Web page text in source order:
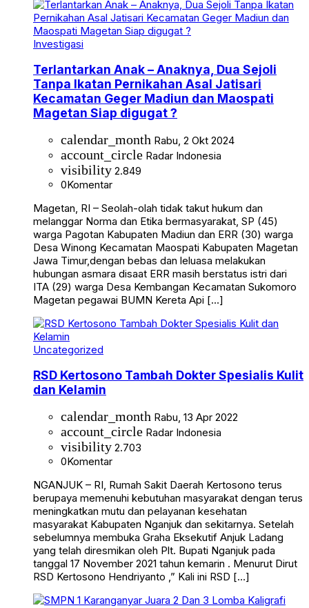
Investigasi
Terlantarkan Anak – Anaknya, Dua Sejoli
Tanpa Ikatan Pernikahan Asal Jatisari
Kecamatan Geger Madiun dan Maospati
Magetan Siap digugat ?
calendar_month Rabu, 2 Okt 2024
account_circle Radar Indonesia
visibility 2.849
0Komentar
Magetan, RI – Seolah-olah tidak takut hukum dan
melanggar Norma dan Etika bermasyarakat, SP (45)
warga Pagotan Kabupaten Madiun dan ERR (30) warga
Desa Winong Kecamatan Maospati Kabupaten Magetan
Jawa Timur,dengan bebas dan leluasa melakukan
hubungan asmara disaat ERR masih berstatus istri dari
ITA (29) warga Desa Kembangan Kecamatan Sukomoro
Magetan pegawai BUMN Kereta Api […]
Uncategorized
RSD Kertosono Tambah Dokter Spesialis Kulit
dan Kelamin
calendar_month Rabu, 13 Apr 2022
account_circle Radar Indonesia
visibility 2.703
0Komentar
NGANJUK – RI, Rumah Sakit Daerah Kertosono terus
berupaya memenuhi kebutuhan masyarakat dengan terus
meningkatkan mutu dan pelayanan kesehatan
masyarakat Kabupaten Nganjuk dan sekitarnya. Setelah
sebelumnya membuka Graha Eksekutif Anjuk Ladang
yang telah diresmikan oleh Plt. Bupati Nganjuk pada
tanggal 17 November 2021 tahun kemarin . Menurut Dirut
RSD Kertosono Hendriyanto ,” Kali ini RSD […]